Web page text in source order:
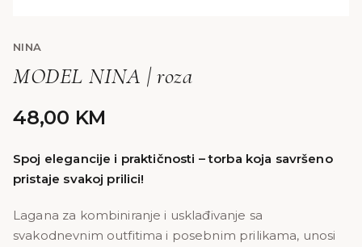
NINA
MODEL NINA | roza
48,00 KM
Spoj elegancije i praktičnosti – torba koja savršeno
pristaje svakoj prilici!
Lagana za kombiniranje i usklađivanje sa
svakodnevnim outfitima i posebnim prilikama, unosi